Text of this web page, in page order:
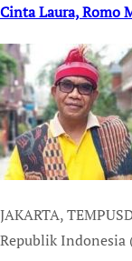
Cinta Laura, Romo
JAKARTA, TEMPUSDEI.IF-Bekerjasama dengan Institut Filsafat Pancasila, Majelis Permusyawaratan Rakyat
Republik Indonesia